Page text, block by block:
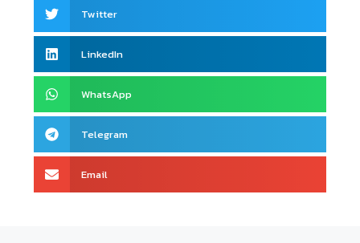
Twitter
LinkedIn
WhatsApp
Telegram
Email